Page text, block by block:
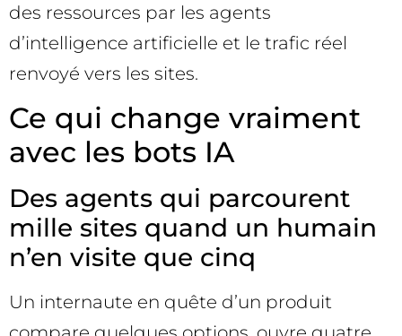
des ressources par les agents
d’intelligence artificielle et le trafic réel
renvoyé vers les sites.
Ce qui change vraiment
avec les bots IA
Des agents qui parcourent
mille sites quand un humain
n’en visite que cinq
Un internaute en quête d’un produit